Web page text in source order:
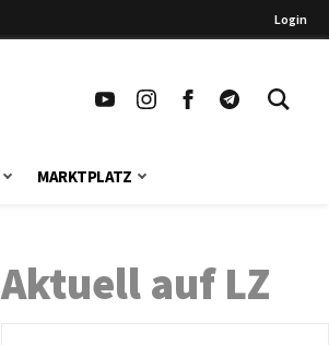
Login
MARKTPLATZ
Aktuell auf LZ